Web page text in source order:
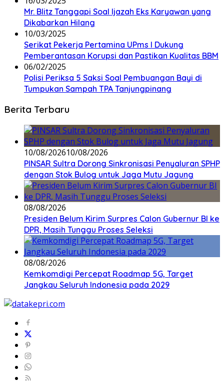
Mr. Blitz Tanggapi Soal Ijazah Eks Karyawan yang
Dikabarkan Hilang
10/03/2025
Serikat Pekerja Pertamina UPms I Dukung
Pemberantasan Korupsi dan Pastikan Kualitas BBM
06/02/2025
Polisi Periksa 5 Saksi Soal Pembuangan Bayi di
Tumpukan Sampah TPA Tanjungpinang
Berita Terbaru
10/08/202610/08/2026
PINSAR Sultra Dorong Sinkronisasi Penyaluran SPHP
dengan Stok Bulog untuk Jaga Mutu Jagung
08/08/2026
Presiden Belum Kirim Surpres Calon Gubernur BI ke
DPR, Masih Tunggu Proses Seleksi
08/08/2026
Kemkomdigi Percepat Roadmap 5G, Target
Jangkau Seluruh Indonesia pada 2029